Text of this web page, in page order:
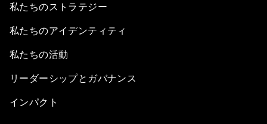
私たちのストラテジー
私たちのアイデンティティ
私たちの活動
リーダーシップとガバナンス
インパクト